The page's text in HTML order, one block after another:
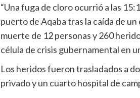
“Una fuga de cloro ocurrió a las
puerto de Aqaba tras la caída de
muerte de 12 personas y 260
célula de crisis gubernamental en
Los heridos fueron trasladados a
privado y un cuarto hospital de